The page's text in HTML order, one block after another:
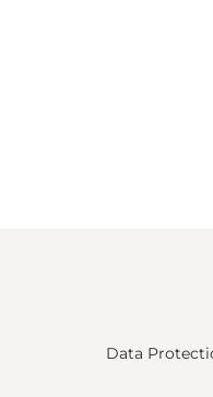
Data